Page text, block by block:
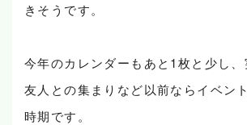
きそうです。
今年のカレンダーもあと1枚と少し
友人との集まりなど以前ならイベン
時期です。